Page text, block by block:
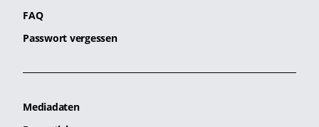
FAQ
Passwort vergessen
Mediadaten